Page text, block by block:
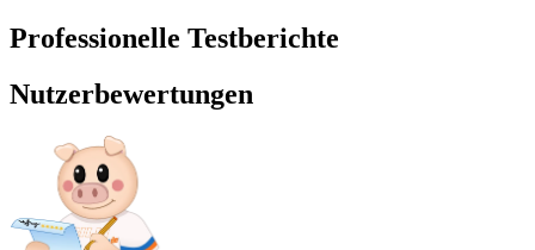
Professionelle Testberichte
Nutzerbewertungen